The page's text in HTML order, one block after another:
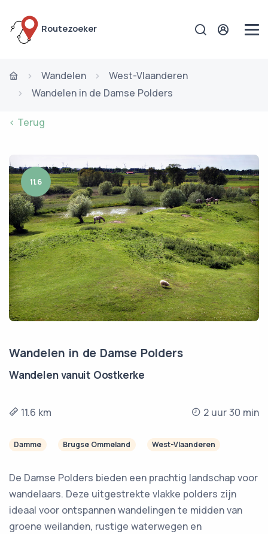
Routezoeker
Wandelen
West-Vlaanderen
Wandelen in de Damse Polders
< Terug
11.6
Wandelen in de Damse Polders
Wandelen vanuit Oostkerke
11.6 km 2 uur 30 min
Damme Brugse Ommeland West-Vlaanderen
De Damse Polders bieden een prachtig landschap voor
wandelaars. Deze uitgestrekte vlakke polders zijn
ideaal voor ontspannen wandelingen te midden van
groene weilanden, rustige waterwegen en